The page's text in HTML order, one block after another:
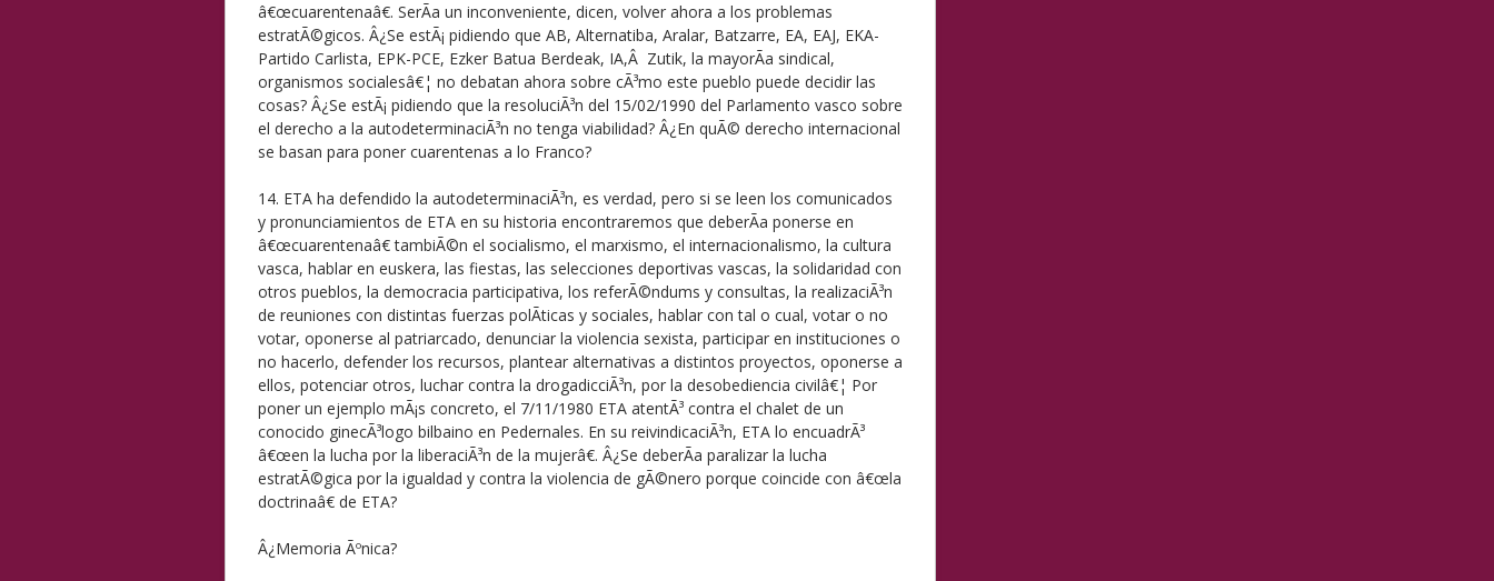
â€œcuarentenaâ€. SerÃ­a un inconveniente, dicen, volver ahora a los problemas
estratÃ©gicos. Â¿Se estÃ¡ pidiendo que AB, Alternatiba, Aralar, Batzarre, EA, EAJ, EKA-
Partido Carlista, EPK-PCE, Ezker Batua Berdeak, IA,Â Zutik, la mayorÃ­a sindical,
organismos socialesâ€¦ no debatan ahora sobre cÃ³mo este pueblo puede decidir las
cosas? Â¿Se estÃ¡ pidiendo que la resoluciÃ³n del 15/02/1990 del Parlamento vasco sobre
el derecho a la autodeterminaciÃ³n no tenga viabilidad? Â¿En quÃ© derecho internacional
se basan para poner cuarentenas a lo Franco?
14. ETA ha defendido la autodeterminaciÃ³n, es verdad, pero si se leen los comunicados
y pronunciamientos de ETA en su historia encontraremos que deberÃ­a ponerse en
â€œcuarentenaâ€ tambiÃ©n el socialismo, el marxismo, el internacionalismo, la cultura
vasca, hablar en euskera, las fiestas, las selecciones deportivas vascas, la solidaridad con
otros pueblos, la democracia participativa, los referÃ©ndums y consultas, la realizaciÃ³n
de reuniones con distintas fuerzas polÃ­ticas y sociales, hablar con tal o cual, votar o no
votar, oponerse al patriarcado, denunciar la violencia sexista, participar en instituciones o
no hacerlo, defender los recursos, plantear alternativas a distintos proyectos, oponerse a
ellos, potenciar otros, luchar contra la drogadicciÃ³n, por la desobediencia civilâ€¦ Por
poner un ejemplo mÃ¡s concreto, el 7/11/1980 ETA atentÃ³ contra el chalet de un
conocido ginecÃ³logo bilbaino en Pedernales. En su reivindicaciÃ³n, ETA lo encuadrÃ³
â€œen la lucha por la liberaciÃ³n de la mujerâ€. Â¿Se deberÃ­a paralizar la lucha
estratÃ©gica por la igualdad y contra la violencia de gÃ©nero porque coincide con â€œla
doctrinaâ€ de ETA?
Â¿Memoria Ãºnica?